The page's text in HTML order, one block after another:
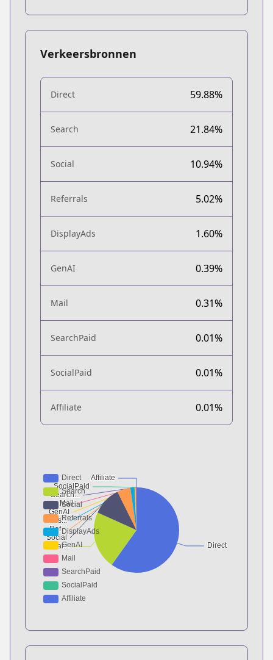
Verkeersbronnen
Direct 59.88%
Search 21.84%
Social 10.94%
Referrals 5.02%
DisplayAds 1.60%
GenAI 0.39%
Mail 0.31%
SearchPaid 0.01%
SocialPaid 0.01%
Affiliate 0.01%